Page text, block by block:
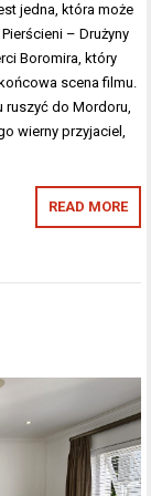
jedna, która może
– Drużyny
Boromira, który
scena filmu.
ruszyć do Mordoru,
wierny przyjaciel,
READ MORE